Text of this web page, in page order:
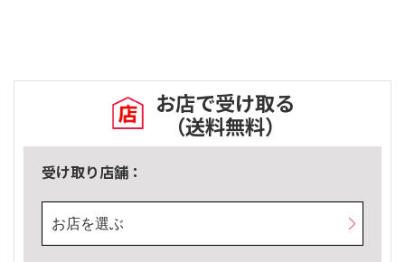
お店で受け取る
（送料無料）
受け取り店舗：
お店を選ぶ